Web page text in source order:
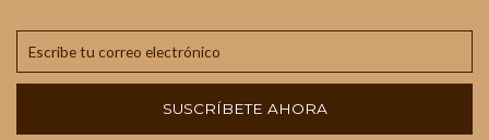
SUSCRÍBETE AHORA